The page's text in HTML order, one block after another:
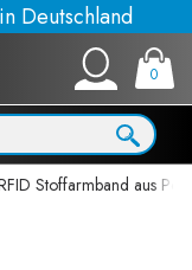
Deutschland
0
Stoffarmband aus